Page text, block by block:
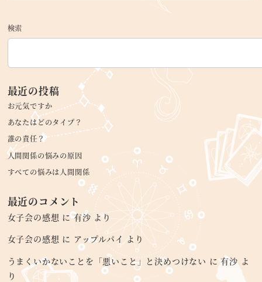
検索
最近の投稿
お元気ですか
あなたはどのタイプ？
誰の責任？
人間関係の悩みの原因
すべての悩みは人間関係
最近のコメント
女子会の感想 に有沙 より
女子会の感想 に アップルパイ より
うまくいかないことを「悪いこと」と決めつけない に有沙 よ
り